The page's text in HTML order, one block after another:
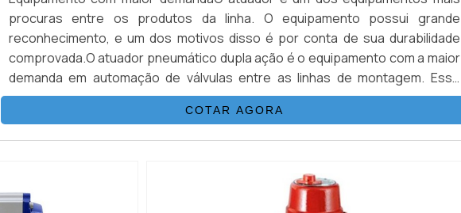
procuras entre os produtos da linha. O equipamento possui grande
reconhecimento, e um dos motivos disso é por conta de sua durabilidade
comprovada.O atuador pneumático dupla ação é o equipamento com a maior
demanda em automação de válvulas entre as linhas de montagem. Esse
equipamento apresenta simplicidade de operação e nos manejos para os
usuários.A instalação do produt...COTAR AGORA